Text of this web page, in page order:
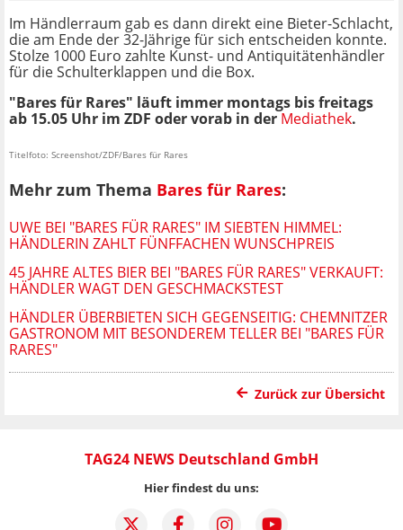
Im Händlerraum gab es dann direkt eine Bieter-Schlacht,
die am Ende der 32-Jährige für sich entscheiden konnte.
Stolze 1000 Euro zahlte Kunst- und Antiquitätenhändler
für die Schulterklappen und die Box.
"Bares für Rares" läuft immer montags bis freitags
ab 15.05 Uhr im ZDF oder vorab in der Mediathek.
Titelfoto: Screenshot/ZDF/Bares für Rares
Mehr zum Thema Bares für Rares:
UWE BEI "BARES FÜR RARES" IM SIEBTEN HIMMEL:
HÄNDLERIN ZAHLT FÜNFFACHEN WUNSCHPREIS
45 JAHRE ALTES BIER BEI "BARES FÜR RARES" VERKAUFT:
HÄNDLER WAGT DEN GESCHMACKSTEST
HÄNDLER ÜBERBIETEN SICH GEGENSEITIG: CHEMNITZER
GASTRONOM MIT BESONDEREM TELLER BEI "BARES FÜR
RARES"
Zurück zur Übersicht
TAG24 NEWS Deutschland GmbH
Hier findest du uns: